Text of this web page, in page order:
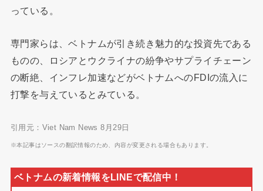
っている。
専門家らは、ベトナムが引き続き魅力的な投資先である
ものの、ロシアとウクライナの紛争やサプライチェーン
の断絶、インフレ加速などがベトナムへのFDIの流入に
打撃を与えているとみている。
引用元：Viet Nam News 8月29日
※本記事はソースの翻訳情報のため、内容が変更される場合もあります。